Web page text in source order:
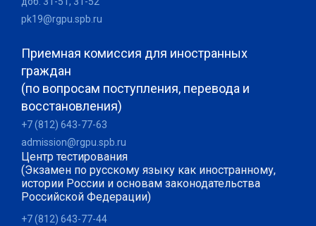
pk19@rgpu.spb.ru
Приемная комиссия для иностранных
граждан
(по вопросам поступления, перевода и
восстановления)
+7 (812) 643-77-63
admission@rgpu.spb.ru
Центр тестирования
(Экзамен по русскому языку как иностранному,
истории России и основам законодательства
Российской Федерации)
+7 (812) 643-77-44